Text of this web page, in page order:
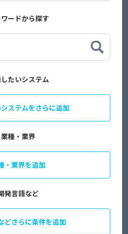
ードから探す
たいシステム
ステムをさらに追加
業種・業界
・業界を追加
発言語など
どさらに条件を追加